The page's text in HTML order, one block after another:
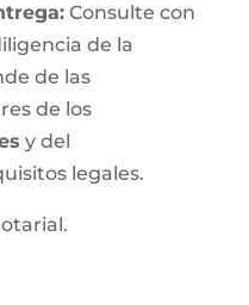
:Consulte con
de la
de las
de los
y del
legales.